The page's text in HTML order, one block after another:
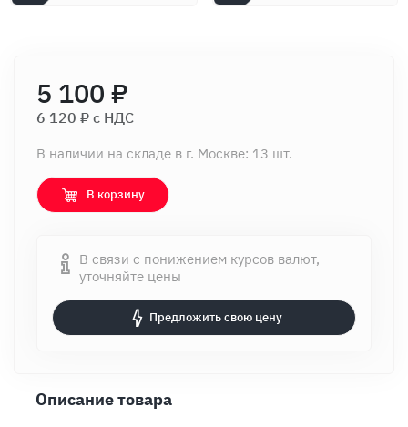
5 100 ₽
6 120 ₽ c НДС
В наличии на складе в г. Москве: 13 шт.
В корзину
В связи с понижением курсов валют,
уточняйте цены
Предложить свою цену
Описание товара